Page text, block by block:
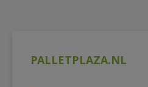
PALLETPLAZA.NL